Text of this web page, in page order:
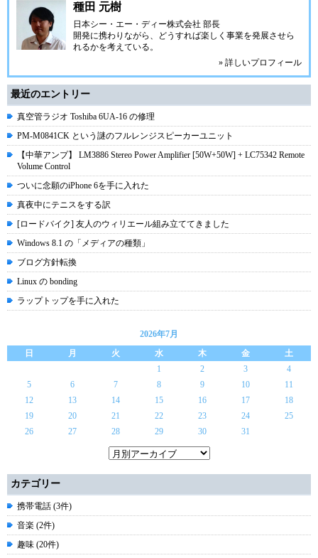
種田 元樹
日本シー・エー・ディー株式会社 部長
開発に携わりながら、どうすれば楽しく事業を発展させら
れるかを考えている。
» 詳しいプロフィール
最近のエントリー
真空管ラジオ Toshiba 6UA-16 の修理
PM-M0841CK という謎のフルレンジスピーカーユニット
【中華アンプ】 LM3886 Stereo Power Amplifier [50W+50W] + LC75342 Remote
Volume Control
ついに念願のiPhone 6を手に入れた
真夜中にテニスをする訳
[ロードバイク] 友人のウィリエール組み立ててきました
Windows 8.1 の「メディアの種類」
ブログ方針転換
Linux の bonding
ラップトップを手に入れた
2026年7月
日
月 火 水 木 金
土
1
2 3
4
5
6 7 8 9 10
11
12
13 14 15 16 17
18
19
20 21 22 23 24
25
26
27 28 29 30 31
カテゴリー
携帯電話 (3件)
音楽 (2件)
趣味 (20件)